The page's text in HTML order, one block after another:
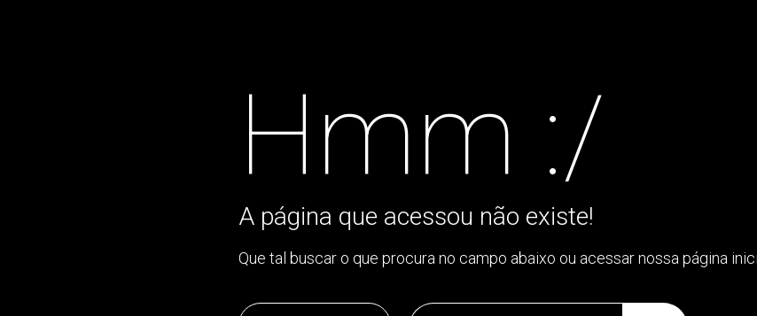
Hmm :/
A página que acessou não existe!
Que tal buscar o que procura no campo abaixo ou acessar nossa página